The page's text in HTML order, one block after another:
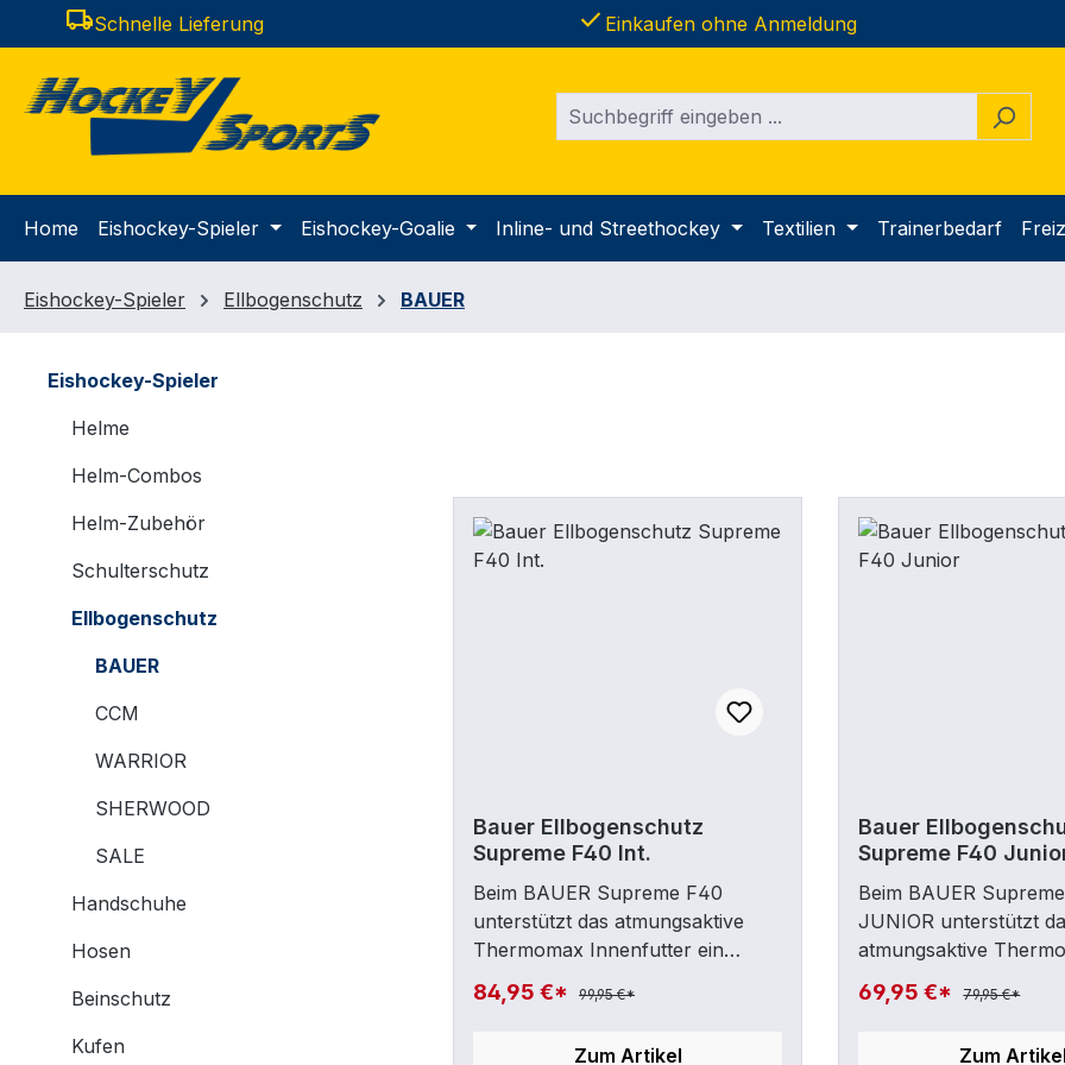
Hauptinhalt springen
Zur Suche springen
Zur Hauptnavigation springen
local_shippingSchnelle Lieferung done Einkaufen ohne Anmeldung
Home Eishockey-Spieler Eishockey-Goalie Inline- und Streethockey Textilien Trainerbedarf
Eishockey-Spieler Ellbogenschutz BAUER
Eishockey-Spieler
Helme
Helm-Combos
Helm-Zubehör
Schulterschutz
Ellbogenschutz
BAUER
CCM
WARRIOR
SHERWOOD
SALE
Handschuhe
Hosen
Beinschutz
Kufen
Bauer Ellbogenschutz
Supreme F40 Int.
Beim BAUER Supreme F40
unterstützt das atmungsaktive
Thermomax Innenfutter ein
angenehmes Tragegefühl und ein
effektives
84,95 €* 99,95 €*
Zum Artikel
Bauer
Supreme F40
Beim BAUER
JUNIOR unterstützt
atmungsaktive
Innenfutter ein
Tragegefühl und ein
69,95 €* 79,95 €*
Zum Artikel